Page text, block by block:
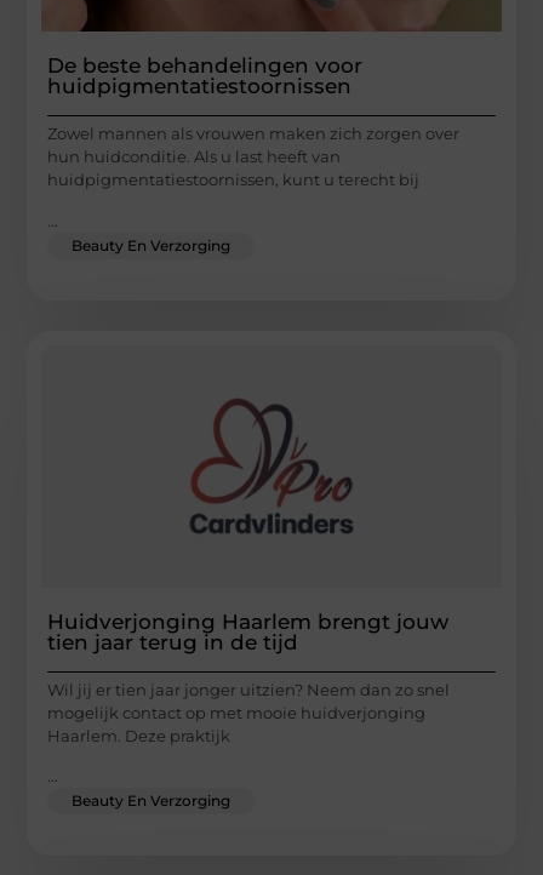
De beste behandelingen voor
huidpigmentatiestoornissen
Zowel mannen als vrouwen maken zich zorgen over
hun huidconditie. Als u last heeft van
huidpigmentatiestoornissen, kunt u terecht bij
Beauty En Verzorging
Huidverjonging Haarlem brengt jouw
tien jaar terug in de tijd
Wil jij er tien jaar jonger uitzien? Neem dan zo snel
mogelijk contact op met mooie huidverjonging
Haarlem. Deze praktijk
Beauty En Verzorging